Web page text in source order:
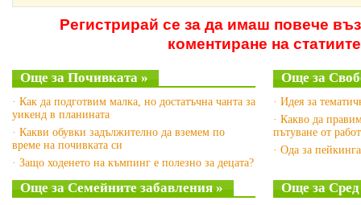
Регистрирай се за да имаш повече
коментиране на статиите
Още за Почивката »
· Как да подготвим малка, но достатъчна чанта за
уикенд в планината
· Какви обувки задължително да вземем по
време на почивката си
· Защо ходенето на къмпинг е полезно за децата?
Още за
· Идея за
· Какво да
пътуване от
· Ода за пейкинга
Още за Семейните забавления » Още за Сред